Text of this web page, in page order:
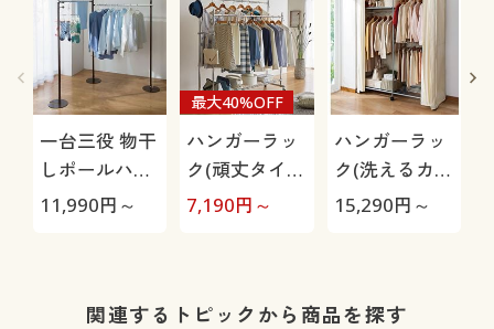
一台三役 物干
しポールハン
ガー/ハンガー
11,990円～
ハンガーラッ
ク(頑丈タイ
プ)/キャスタ
最大40%OFF
7,190円～
ハンガーラッ
ク(洗えるカバ
ー・棚付き)
15,290円～
関連するトピックから商品を探す